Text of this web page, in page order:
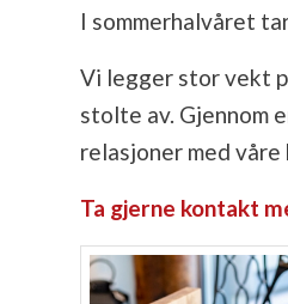
I sommerhalvåret
Vi legger stor vekt
stolte av. Gjennom
relasjoner med våre
Ta gjerne kontakt